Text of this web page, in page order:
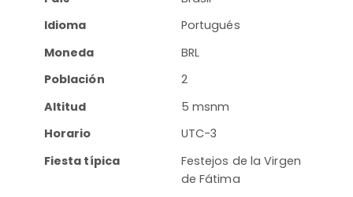
Idioma
Portugués
Moneda
BRL
Población
2
Altitud
5 msnm
Horario
UTC-3
Fiesta típica
Festejos de la Virgen
de Fátima